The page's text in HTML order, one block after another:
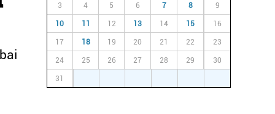
3 4 5 6 7 8 9
10 11 12 13 14 15 16
17 18 19 20 21 22 23
24 25 26 27 28 29 30
31